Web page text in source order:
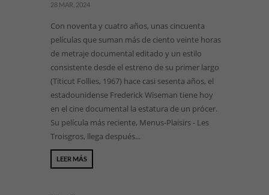
28 MAR, 2024
Con noventa y cuatro años, unas cincuenta
películas que suman más de ciento veinte horas
de metraje documental editado y un estilo
consistente desde el estreno de su primer largo
(Titicut Follies, 1967) hace casi sesenta años, el
estadounidense Frederick Wiseman tiene hoy
en el cine documental la estatura de un prócer.
Su película más reciente, Menus-Plaisirs - Les
Troisgros, llega después...
LEER MÁS